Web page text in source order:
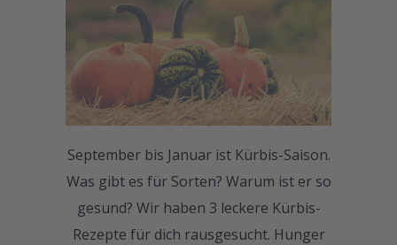
September bis Januar ist Kürbis-Saison.
Was gibt es für Sorten? Warum ist er so
gesund? Wir haben 3 leckere Kürbis-
Rezepte für dich rausgesucht. Hunger